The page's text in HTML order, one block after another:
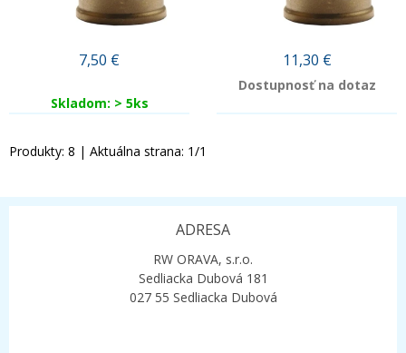
7,50 €
Skladom: > 5ks
11,30 €
Dostupnosť na dotaz
Produkty: 8 | Aktuálna strana: 1/1
ADRESA
RW ORAVA, s.r.o.
Sedliacka Dubová 181
027 55 Sedliacka Dubová